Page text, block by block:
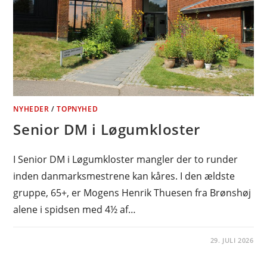
NYHEDER /TOPNYHED
Senior DM i Løgumkloster
I Senior DM i Løgumkloster mangler der to runder
inden danmarksmestrene kan kåres. I den ældste
gruppe, 65+, er Mogens Henrik Thuesen fra Brønshøj
alene i spidsen med 4½ af…
29. JULI 2026